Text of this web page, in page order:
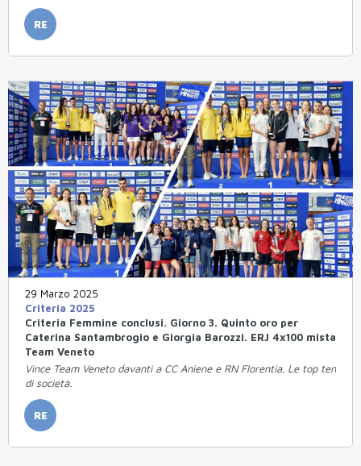
RE
29 Marzo 2025
Criteria 2025
Criteria Femmine conclusi. Giorno 3. Quinto oro per
Caterina Santambrogio e Giorgia Barozzi. ERJ 4x100 mista
Team Veneto
Vince Team Veneto davanti a CC Aniene e RN Florentia. Le top ten
di società.
RE